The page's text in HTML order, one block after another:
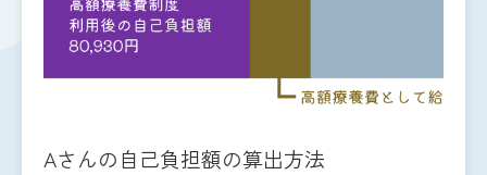
Aさんの自己負担額の算出方法